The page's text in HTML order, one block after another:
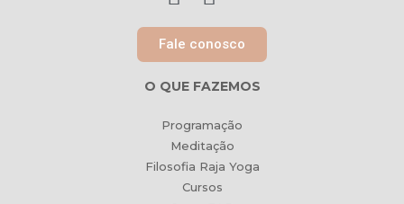
Fale conosco
O QUE FAZEMOS
Programação
Meditação
Filosofia Raja Yoga
Cursos